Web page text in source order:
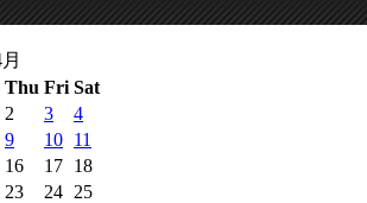
Thu Fri Sat
2 3
4
9 10 11
16 17 18
23 24 25